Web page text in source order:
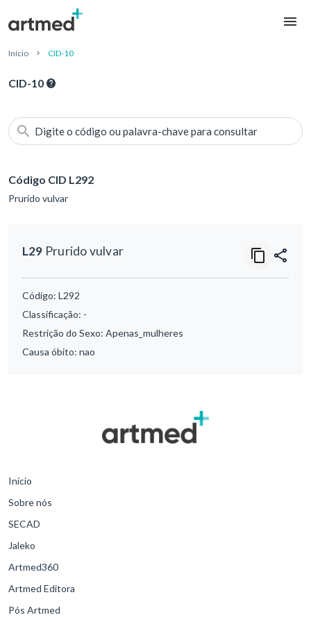
Início CID-10
CID-10
Digite o código ou palavra-chave para consultar
Código CID L292
Prurido vulvar
L29 Prurido vulvar
Código: L292
Classificação: -
Restrição do Sexo: Apenas_mulheres
Causa óbito: nao
Início
Sobre nós
SECAD
Jaleko
Artmed360
Artmed Editora
Pós Artmed